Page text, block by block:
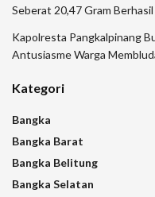
Seberat 20,47 Gram
Kapolresta Pangkalpinang
Antusiasme Warga
Kategori
Bangka
Bangka Barat
Bangka Belitung
Bangka Selatan